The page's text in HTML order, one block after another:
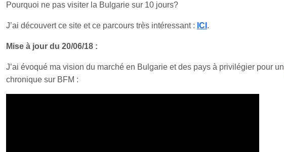
Pourquoi ne pas visiter la Bulgarie sur 10 jours?
J’ai découvert ce site et ce parcours très intéressant : ICI .
Mise à jour du 20/06/18 :
J’ai évoqué ma vision du marché en Bulgarie et des pays à privilégier pour un
chronique sur BFM :